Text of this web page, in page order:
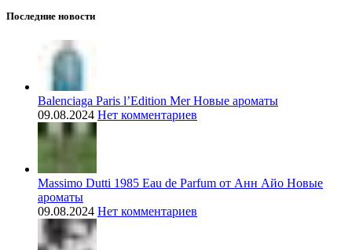
Последние новости
Balenciaga Paris l’Edition Mer Новые ароматы
09.08.2024 Нет комментариев
Massimo Dutti 1985 Eau de Parfum от Анн Айо Новые
ароматы
09.08.2024 Нет комментариев